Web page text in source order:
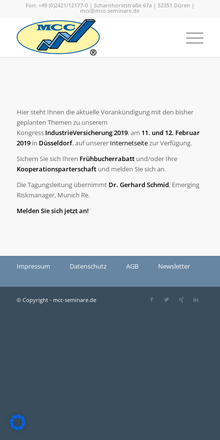
Fon: +49 (0)2421/12177-0 | Scharnhorststraße 67a | 52351 Düren |
mcc@mcc-seminare.de
Hier steht Ihnen die aktuelle Vorankündigung mit den bisher
geplanten Themen zu unserem
Kongress IndustrieVersicherung 2019, am 11. und 12. Februar
2019in Düsseldorf, auf unserer Internetseitezur Verfügung.
Sichern Sie sich Ihren Frühbucherrabatt und/oder Ihre
Kooperationsparterschaft und melden Sie sich an.
Die Tagungsleitung übernimmt Dr. Gerhard Schmid, Emerging
Riskmanager, Munich Re.
Melden Sie sich jetzt an!
Impressum Datenschutz AGB Newsletter
© Copyright - mcc-seminare.de